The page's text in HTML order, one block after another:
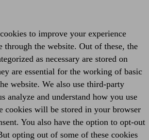
to improve your experience
through the website. Out of these, the
as necessary are stored on
are essential for the working of basic
website. We also use third-party
analyze and understand how you use
cookies will be stored in your browser
You also have the option to opt-out
opting out of some of these cookies